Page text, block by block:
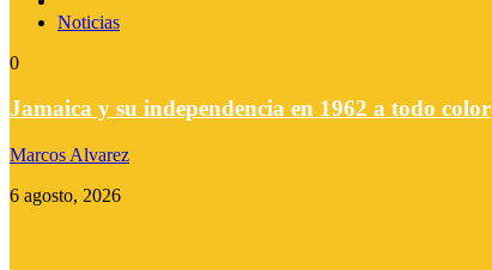
Noticias
0
Jamaica y su independencia en 1962 a todo color
Marcos Alvarez
6 agosto, 2026